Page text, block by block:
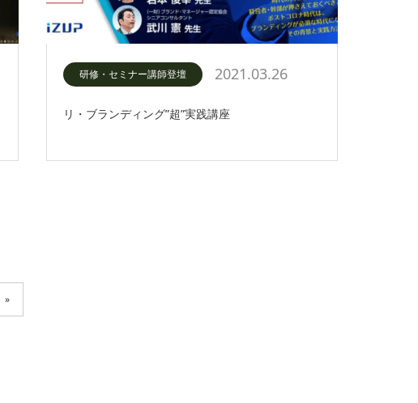
研修・セミナー講師登壇 2021.03.26
リ・ブランディング”超”実践講座
»